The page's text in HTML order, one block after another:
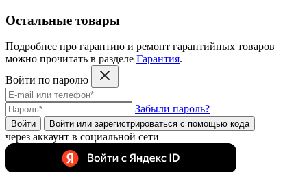
Остальные товары
Подробнее про гарантию и ремонт гарантийных товаров
можно прочитать в разделе Гарантия.
Войти по паролю
Забыли пароль?
Войти Войти или зарегистрироватьcя с помощью кода
через аккаунт в социальной сети